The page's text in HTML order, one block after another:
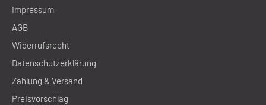
Impressum
AGB
Widerrufsrecht
Datenschutzerklärung
Zahlung & Versand
Preisvorschlag